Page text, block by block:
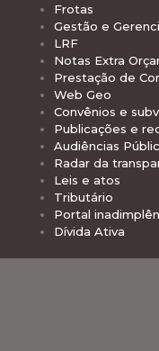
Frotas
Gestão e
LRF
Notas Extra
Prestação de
Web Geo
Convênios e
Publicações e
Audiências
Radar da
Leis e atos
Tributário
Portal
Dívida Ativa